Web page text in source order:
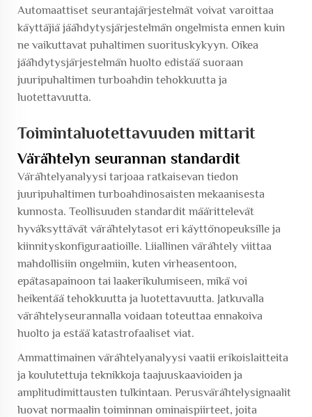
Automaattiset seurantajärjestelmät voivat varoittaa
käyttäjiä jäähdytysjärjestelmän ongelmista ennen kuin
ne vaikuttavat puhaltimen suorituskykyyn. Oikea
jäähdytysjärjestelmän huolto edistää suoraan
juuripuhaltimen turboahdin tehokkuutta ja
luotettavuutta.
Toimintaluotettavuuden mittarit
Värähtelyn seurannan standardit
Värähtelyanalyysi tarjoaa ratkaisevan tiedon
juuripuhaltimen turboahdinosaisten mekaanisesta
kunnosta. Teollisuuden standardit määrittelevät
hyväksyttävät värähtelytasot eri käyttönopeuksille ja
kiinnityskonfiguraatioille. Liiallinen värähtely viittaa
mahdollisiin ongelmiin, kuten virheasentoon,
epätasapainoon tai laakerikulumiseen, mikä voi
heikentää tehokkuutta ja luotettavuutta. Jatkuvalla
värähtelyseurannalla voidaan toteuttaa ennakoiva
huolto ja estää katastrofaaliset viat.
Ammattimainen värähtelyanalyysi vaatii erikoislaitteita
ja koulutettuja teknikkoja taajuuskaavioiden ja
amplitudimittausten tulkintaan. Perusvärähtelysignaalit
luovat normaalin toiminnan ominaispiirteet, joita